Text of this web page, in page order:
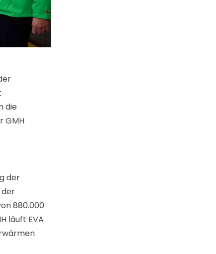
die
GMH
der
der
880.000
läuft EVA